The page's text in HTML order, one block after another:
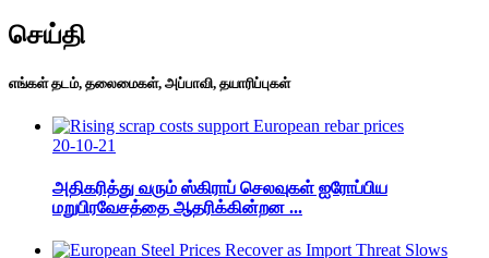
செய்தி
எங்கள் தடம், தலைமைகள், அப்பாவி, தயாரிப்புகள்
20-10-21
அதிகரித்து வரும் ஸ்கிராப் செலவுகள் ஐரோப்பிய
மறுபிரவேசத்தை ஆதரிக்கின்றன ...